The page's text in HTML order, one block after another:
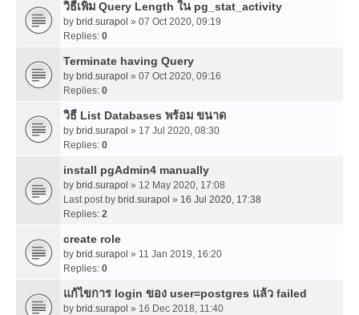
วิธีเพิ่ม Query Length ใน pg_stat_activity
by brid.surapol » 07 Oct 2020, 09:19
Replies: 0
Terminate having Query
by brid.surapol » 07 Oct 2020, 09:16
Replies: 0
วิธี List Databases พร้อม ขนาด
by brid.surapol » 17 Jul 2020, 08:30
Replies: 0
install pgAdmin4 manually
by brid.surapol » 12 May 2020, 17:08
Last post by brid.surapol » 16 Jul 2020, 17:38
Replies: 2
create role
by brid.surapol » 11 Jan 2019, 16:20
Replies: 0
แก้ไขการ login ของ user=postgres แล้ว failed
by brid.surapol » 16 Dec 2018, 11:40